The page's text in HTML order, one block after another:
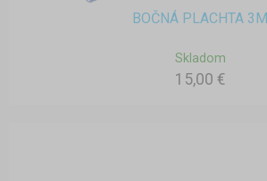
BOČNÁ PLACHTA 3M
Skladom
15,00 €